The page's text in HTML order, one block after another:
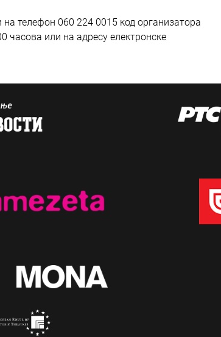
телефон 060 224 0015 код организатора
часова или на адресу електронске